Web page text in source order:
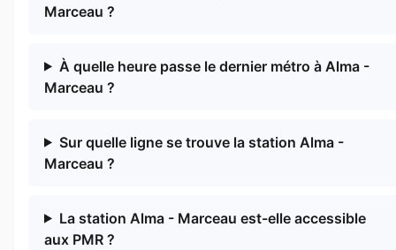
Marceau ?
À quelle heure passe le dernier métro à Alma -
Marceau ?
Sur quelle ligne se trouve la station Alma -
Marceau ?
La station Alma - Marceau est-elle accessible
aux PMR ?